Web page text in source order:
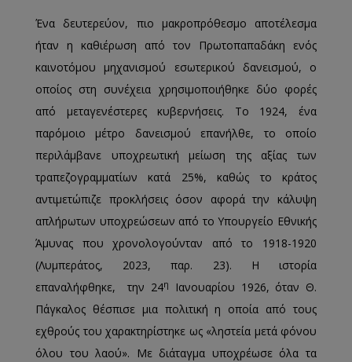
Ένα δευτερεύον, πιο μακροπρόθεσμο αποτέλεσμα
ήταν η καθιέρωση από τον Πρωτοπαπαδάκη ενός
καινοτόμου μηχανισμού εσωτερικού δανεισμού, ο
οποίος στη συνέχεια χρησιμοποιήθηκε δύο φορές
από μεταγενέστερες κυβερνήσεις. Το 1924, ένα
παρόμοιο μέτρο δανεισμού επανήλθε, το οποίο
περιλάμβανε υποχρεωτική μείωση της αξίας των
τραπεζογραμματίων κατά 25%, καθώς το κράτος
αντιμετώπιζε προκλήσεις όσον αφορά την κάλυψη
απλήρωτων υποχρεώσεων από το Υπουργείο Εθνικής
Άμυνας που χρονολογούνταν από το 1918-1920
(Λυμπεράτος, 2023, παρ. 23). Η ιστορία
επαναλήφθηκε, την 24η
Ιανουαρίου 1926, όταν Θ.
Πάγκαλος θέσπισε μια πολιτική η οποία από τους
εχθρούς του χαρακτηρίστηκε ως «ληστεία μετά φόνου
όλου του λαού». Με διάταγμα υποχρέωσε όλα τα